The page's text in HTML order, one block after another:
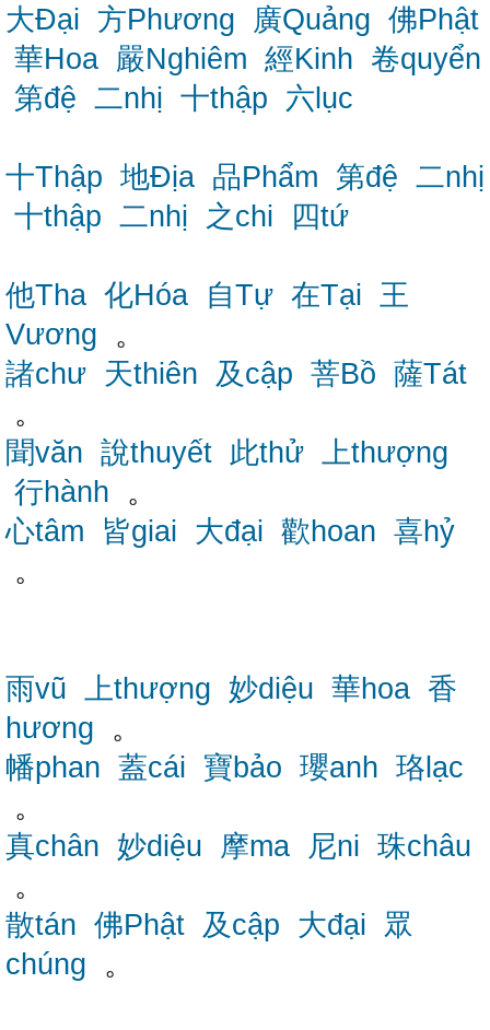
大Đại 方Phương 廣Quảng 佛Phật
華Hoa 嚴Nghiêm 經Kinh 卷quyển
第đệ 二nhị 十thập 六lục
十Thập 地Địa 品Phẩm 第đệ 二nhị
十thập 二nhị 之chi 四tứ
他Tha 化Hóa 自Tự 在Tại 王
Vương 。
諸chư 天thiên 及cập 菩Bồ 薩Tát
。
聞văn 說thuyết 此thử 上thượng
行hành 。
心tâm
皆giai 大đại 歡hoan 喜hỷ
。
雨vũ 上thượng 妙diệu 華hoa 香
hương 。
幡phan 蓋cái 寶bảo 瓔anh 珞lạc
。
真chân 妙diệu 摩ma 尼ni 珠châu
。
散tán 佛Phật 及cập 大đại 眾
chúng 。